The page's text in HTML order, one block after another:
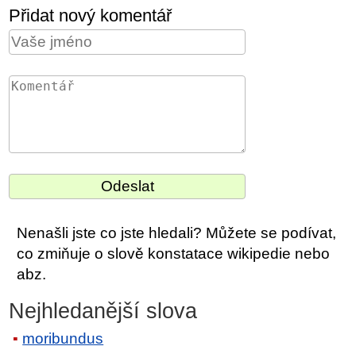
Přidat nový komentář
Nenašli jste co jste hledali? Můžete se podívat,
co zmiňuje o slově konstatace wikipedie nebo
abz.
Nejhledanější slova
moribundus